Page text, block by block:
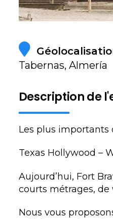
Tabernas, Almería
Description de
Les plus importants
Texas Hollywood –
Aujourd’hui, Fort
courts métrages, de
Nous vous